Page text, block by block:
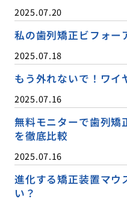
2025.07.20
私の歯列矯正ビフォー
2025.07.18
もう外れないで！ワイ
2025.07.16
無料モニターで歯列矯
を徹底比較
2025.07.16
進化する矯正装置マウ
い？